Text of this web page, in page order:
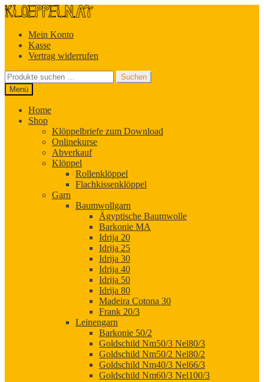
Zur
Navigation
springen
Zum
Inhalt
springenMein Konto
Kasse
Vertrag widerrufen
Suchen
nach:
Suchen
Menü
Home
Shop
Klöppelbriefe zum Download
Onlinekurse
Abverkauf
Klöppel
Rollenklöppel
Flachkissenklöppel
Garn
Baumwollgarn
Ägyptische Baumwolle
Barkonie MA
Idrija 20
Idrija 25
Idrija 30
Idrija 40
Idrija 50
Idrija 80
Madeira Cotona 30
Frank 20/3
Leinengarn
Barkonie 50/2
Goldschild Nm50/3 Nel80/3
Goldschild Nm50/2 Nel80/2
Goldschild Nm40/3 Nel66/3
Goldschild Nm60/3 Nel100/3